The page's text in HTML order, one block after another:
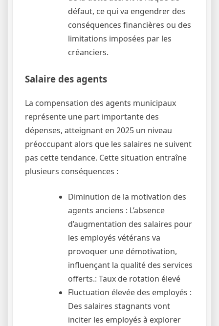
défaut, ce qui va engendrer des
conséquences financières ou des
limitations imposées par les
créanciers.
Salaire des agents
La compensation des agents municipaux
représente une part importante des
dépenses, atteignant en 2025 un niveau
préoccupant alors que les salaires ne suivent
pas cette tendance. Cette situation entraîne
plusieurs conséquences :
Diminution de la motivation des
agents anciens : L’absence
d’augmentation des salaires pour
les employés vétérans va
provoquer une démotivation,
influençant la qualité des services
offerts.: Taux de rotation élevé
Fluctuation élevée des employés :
Des salaires stagnants vont
inciter les employés à explorer